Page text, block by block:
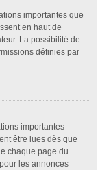
importantes que
en haut de
La possibilité de
définies par
importantes
être lues dès que
chaque page du
les annonces